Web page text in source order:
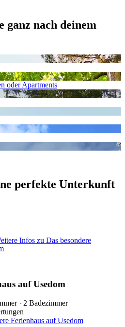
nach deinem
oder Apartments
perfekte Unterkunft
Infos zu Das besondere
auf Usedom
· 2 Badezimmer
Ferienhaus auf Usedom